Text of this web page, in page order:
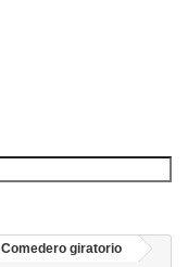
Comedero giratorio